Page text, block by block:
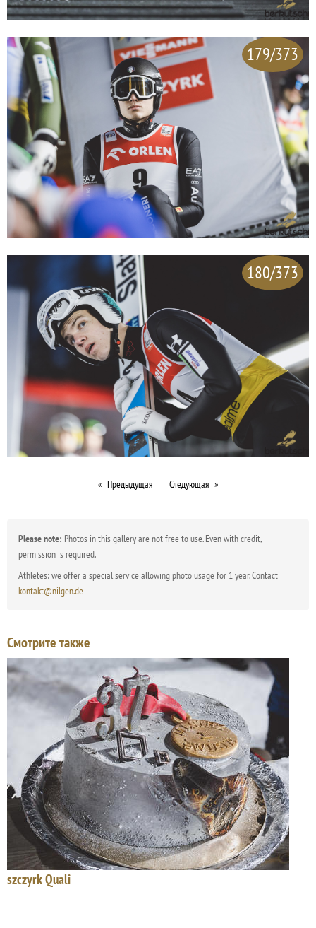
179/373
180/373
Предыдущая Следующая
Please note: Photos in this gallery are not free to use. Even with credit,
permission is required.
Athletes: we offer a special service allowing photo usage for 1 year. Contact
kontakt@nilgen.de
Смотрите также
szczyrk Quali